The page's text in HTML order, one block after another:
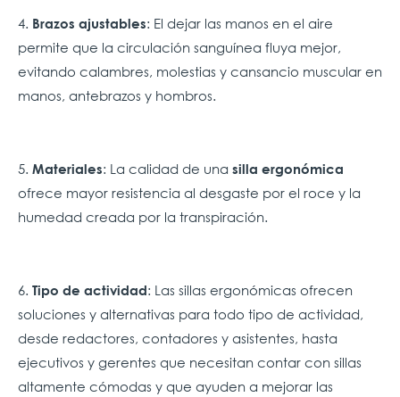
4. Brazos ajustables: El dejar las manos en el aire
permite que la circulación sanguínea fluya mejor,
evitando calambres, molestias y cansancio muscular en
manos, antebrazos y hombros.
5. Materiales: La calidad de una silla ergonómica
ofrece mayor resistencia al desgaste por el roce y la
humedad creada por la transpiración.
6. Tipo de actividad: Las sillas ergonómicas ofrecen
soluciones y alternativas para todo tipo de actividad,
desde redactores, contadores y asistentes, hasta
ejecutivos y gerentes que necesitan contar con sillas
altamente cómodas y que ayuden a mejorar las